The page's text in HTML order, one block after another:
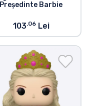
Președinte Barbie
103.06Lei